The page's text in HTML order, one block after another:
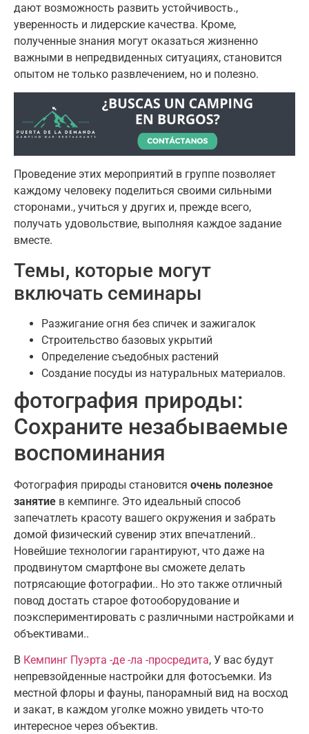
дают возможность развить устойчивость.,
уверенность и лидерские качества. Кроме,
полученные знания могут оказаться жизненно
важными в непредвиденных ситуациях, становится
опытом не только развлечением, но и полезно.
Проведение этих мероприятий в группе позволяет
каждому человеку поделиться своими сильными
сторонами., учиться у других и, прежде всего,
получать удовольствие, выполняя каждое задание
вместе.
Темы, которые могут
включать семинары
Разжигание огня без спичек и зажигалок
Строительство базовых укрытий
Определение съедобных растений
Создание посуды из натуральных материалов.
фотография природы:
Сохраните незабываемые
воспоминания
Фотография природы становится очень полезное
занятие в кемпинге. Это идеальный способ
запечатлеть красоту вашего окружения и забрать
домой физический сувенир этих впечатлений..
Новейшие технологии гарантируют, что даже на
продвинутом смартфоне вы сможете делать
потрясающие фотографии.. Но это также отличный
повод достать старое фотооборудование и
поэкспериментировать с различными настройками и
объективами..
В Кемпинг Пуэрта -де -ла -просредита, У вас будут
непревзойденные настройки для фотосъемки. Из
местной флоры и фауны, панорамный вид на восход
и закат, в каждом уголке можно увидеть что-то
интересное через объектив.